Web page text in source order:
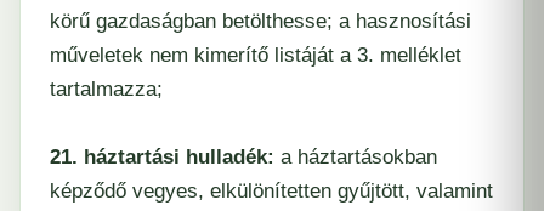
körű gazdaságban betölthesse; a hasznosítási
műveletek nem kimerítő listáját a 3. melléklet
tartalmazza;
21. háztartási hulladék: a háztartásokban
képződő vegyes, elkülönítetten gyűjtött, valamint